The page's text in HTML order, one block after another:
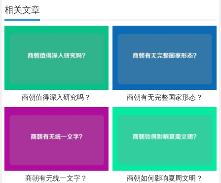
相关文章
商朝值得深入研究吗？ 商朝有无完整国家形态？
商朝有无统一文字？ 商朝如何影响夏周文明？